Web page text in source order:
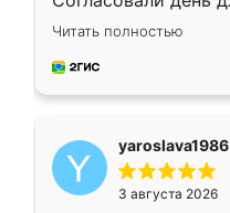
недели кухня была
довольны работой.
мебель за
Читать полностью
yaroslava1986
3 августа 2026